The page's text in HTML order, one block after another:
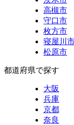
高槻市
守口市
枚方市
寝屋川
松原市
都道府県で探す
大阪
兵庫
京都
奈良